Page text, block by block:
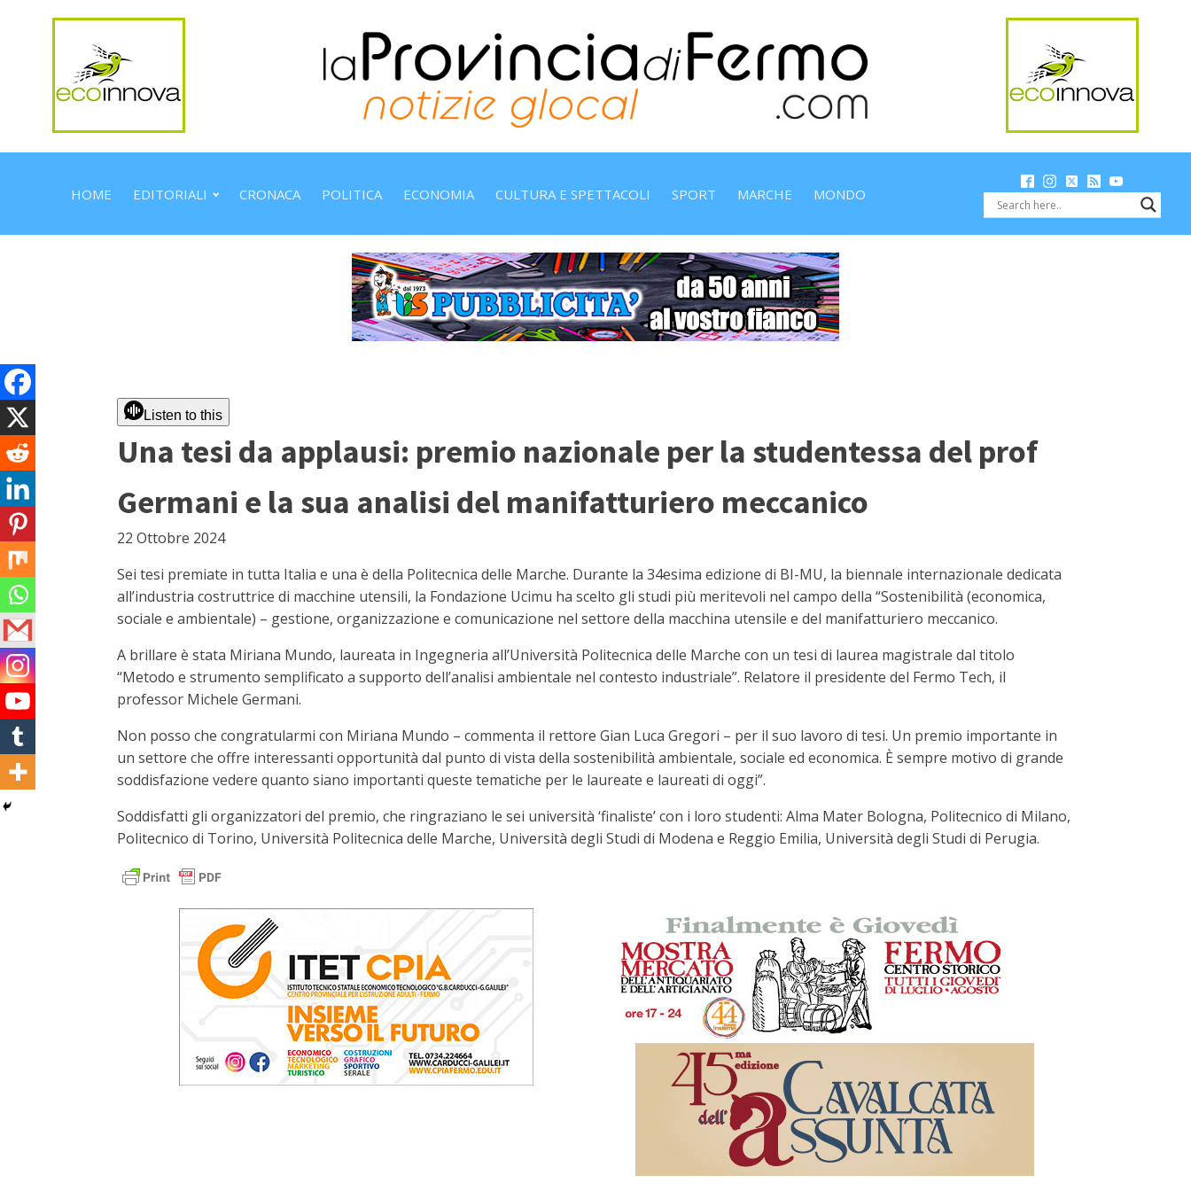
HOME EDITORIALI CRONACA POLITICA ECONOMIA CULTURA E SPETTACOLI SPORT MARCHE MONDO
Listen to this
Una tesi da applausi: premio nazionale per la studentessa del prof
Germani e la sua analisi del manifatturiero meccanico
22 Ottobre 2024
Sei tesi premiate in tutta Italia e una è della Politecnica delle Marche. Durante la 34esima edizione di BI-MU, la biennale internazionale dedicata
all’industria costruttrice di macchine utensili, la Fondazione Ucimu ha scelto gli studi più meritevoli nel campo della “Sostenibilità (economica,
sociale e ambientale) – gestione, organizzazione e comunicazione nel settore della macchina utensile e del manifatturiero meccanico.
A brillare è stata Miriana Mundo, laureata in Ingegneria all’Università Politecnica delle Marche con un tesi di laurea magistrale dal titolo
“Metodo e strumento semplificato a supporto dell’analisi ambientale nel contesto industriale”. Relatore il presidente del Fermo Tech, il
professor Michele Germani.
Non posso che congratularmi con Miriana Mundo – commenta il rettore Gian Luca Gregori – per il suo lavoro di tesi. Un premio importante in
un settore che offre interessanti opportunità dal punto di vista della sostenibilità ambientale, sociale ed economica. È sempre motivo di grande
soddisfazione vedere quanto siano importanti queste tematiche per le laureate e laureati di oggi”.
Soddisfatti gli organizzatori del premio, che ringraziano le sei università ‘finaliste’ con i loro studenti: Alma Mater Bologna, Politecnico di Milano,
Politecnico di Torino, Università Politecnica delle Marche, Università degli Studi di Modena e Reggio Emilia, Università degli Studi di Perugia.